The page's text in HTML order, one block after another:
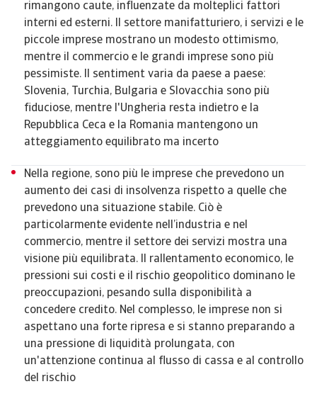
rimangono caute, influenzate da molteplici fattori
interni ed esterni. Il settore manifatturiero, i servizi e le
piccole imprese mostrano un modesto ottimismo,
mentre il commercio e le grandi imprese sono più
pessimiste. Il sentiment varia da paese a paese:
Slovenia, Turchia, Bulgaria e Slovacchia sono più
fiduciose, mentre l'Ungheria resta indietro e la
Repubblica Ceca e la Romania mantengono un
atteggiamento equilibrato ma incerto
Nella regione, sono più le imprese che prevedono un
aumento dei casi di insolvenza rispetto a quelle che
prevedono una situazione stabile. Ciò è
particolarmente evidente nell’industria e nel
commercio, mentre il settore dei servizi mostra una
visione più equilibrata. Il rallentamento economico, le
pressioni sui costi e il rischio geopolitico dominano le
preoccupazioni, pesando sulla disponibilità a
concedere credito. Nel complesso, le imprese non si
aspettano una forte ripresa e si stanno preparando a
una pressione di liquidità prolungata, con
un'attenzione continua al flusso di cassa e al controllo
del rischio